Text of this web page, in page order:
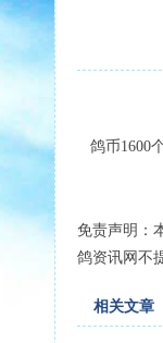
鸽币1600
免责声明：
鸽资讯网不
相关文章